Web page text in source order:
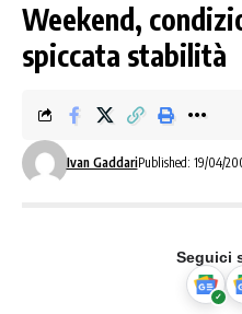
Weekend,
spiccata stabilità
Ivan GaddariPublished: 19/04/
Seguici